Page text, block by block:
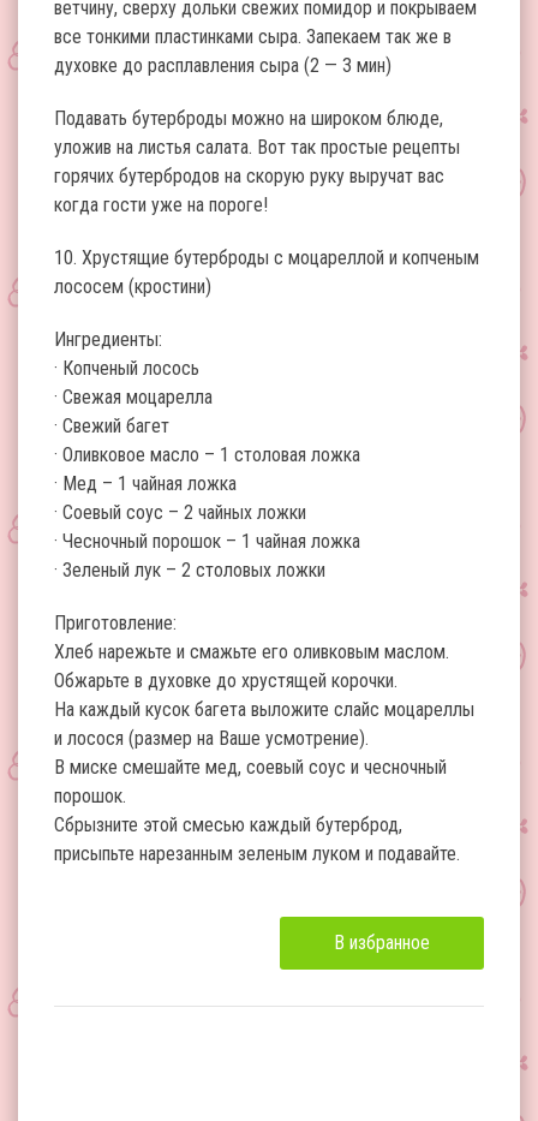
ветчину, сверху дольки свежих помидор и покрываем
все тонкими пластинками сыра. Запекаем так же в
духовке до расплавления сыра (2 — 3 мин)
Подавать бутерброды можно на широком блюде,
уложив на листья салата. Вот так простые рецепты
горячих бутербродов на скорую руку выручат вас
когда гости уже на пороге!
10. Хрустящие бутерброды с моцареллой и копченым
лососем (кростини)
Ингредиенты:
· Копченый лосось
· Свежая моцарелла
· Свежий багет
· Оливковое масло – 1 столовая ложка
· Мед – 1 чайная ложка
· Соевый соус – 2 чайных ложки
· Чесночный порошок – 1 чайная ложка
· Зеленый лук – 2 столовых ложки
Приготовление:
Хлеб нарежьте и смажьте его оливковым маслом.
Обжарьте в духовке до хрустящей корочки.
На каждый кусок багета выложите слайс моцареллы
и лосося (размер на Ваше усмотрение).
В миске смешайте мед, соевый соус и чесночный
порошок.
Сбрызните этой смесью каждый бутерброд,
присыпьте нарезанным зеленым луком и подавайте.
В избранное